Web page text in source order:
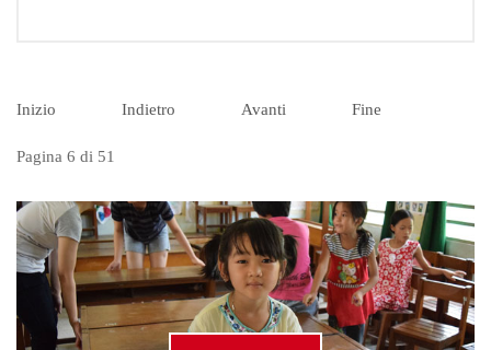
Inizio Indietro Avanti Fine
Pagina 6 di 51